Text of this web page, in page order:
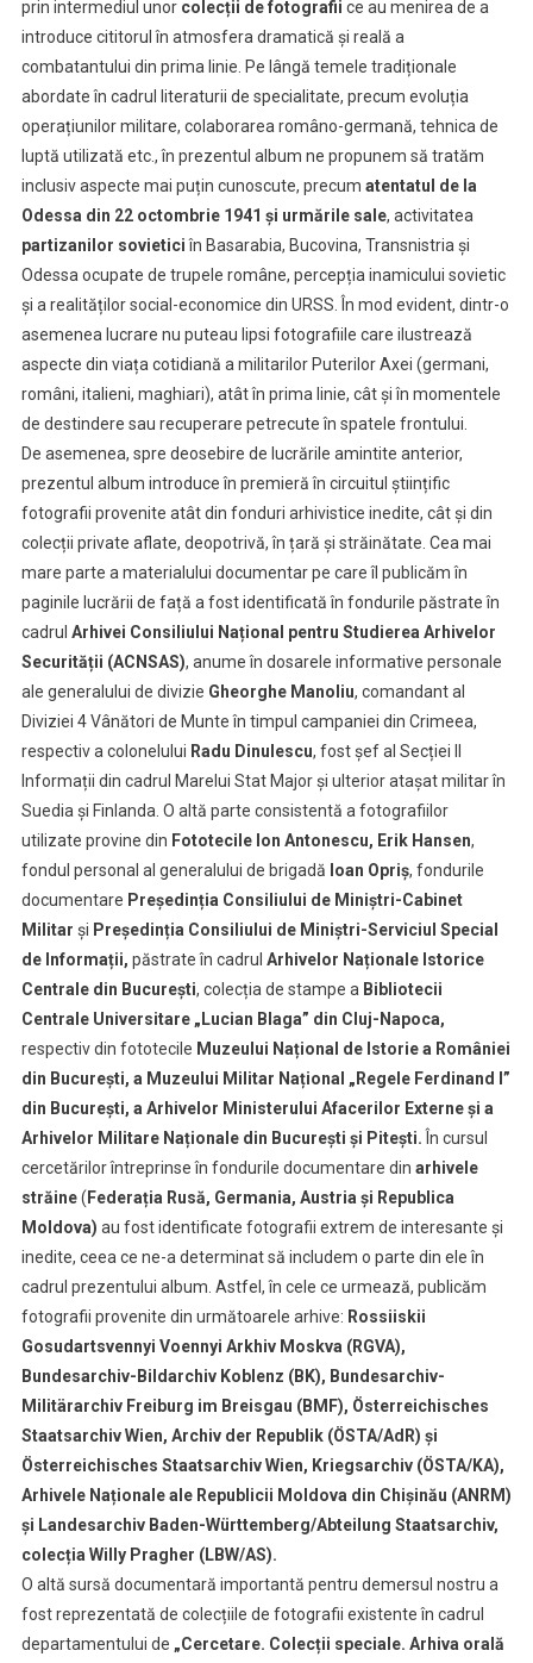
prin intermediul unorcolecții de fotografii ce au menirea de a
introduce cititorul în atmosfera dramatică și reală a
combatantului din prima linie. Pe lângă temele tradiționale
abordate în cadrul literaturii de specialitate, precum evoluția
operațiunilor militare, colaborarea româno-germană, tehnica de
luptă utilizată etc., în prezentul album ne propunem să tratăm
inclusiv aspecte mai puțin cunoscute, precum atentatul de la
Odessa din 22 octombrie 1941 și urmările sale, activitatea
partizanilor sovieticiîn Basarabia, Bucovina, Transnistria și
Odessa ocupate de trupele române, percepția inamicului sovietic
și a realităților social-economice din URSS. În mod evident, dintr-o
asemenea lucrare nu puteau lipsi fotografiile care ilustrează
aspecte din viața cotidiană a militarilor Puterilor Axei (germani,
români, italieni, maghiari), atât în prima linie, cât și în momentele
de destindere sau recuperare petrecute în spatele frontului.
De asemenea, spre deosebire de lucrările amintite anterior,
prezentul album introduce în premieră în circuitul științific
fotografii provenite atât din fonduri arhivistice inedite, cât și din
colecții private aflate, deopotrivă, în țară și străinătate. Cea mai
mare parte a materialului documentar pe care îl publicăm în
paginile lucrării de față a fost identificată în fondurile păstrate în
cadrul Arhivei Consiliului Național pentru Studierea Arhivelor
Securității (ACNSAS), anume în dosarele informative personale
ale generalului de divizie Gheorghe Manoliu, comandant al
Diviziei 4 Vânători de Munte în timpul campaniei din Crimeea,
respectiv a colonelului Radu Dinulescu, fost șef al Secției II
Informații din cadrul Marelui Stat Major și ulterior atașat militar în
Suedia și Finlanda. O altă parte consistentă a fotografiilor
utilizate provine din Fototecile Ion Antonescu, Erik Hansen,
fondul personal al generalului de brigadă Ioan Opriș, fondurile
documentare Președinția Consiliului de Miniștri-Cabinet
Militar și Președinția Consiliului de Miniștri-Serviciul Special
de Informații, păstrate în cadrul Arhivelor Naționale Istorice
Centrale din București, colecția de stampe a Bibliotecii
Centrale Universitare „Lucian Blaga” din Cluj-Napoca,
respectiv din fototecile Muzeului Național de Istorie a României
din București, a Muzeului Militar Național „Regele Ferdinand I”
din București, a Arhivelor Ministerului Afacerilor Externe și a
Arhivelor Militare Naționale din București și Pitești. În cursul
cercetărilor întreprinse în fondurile documentare din arhivele
străine( Federația Rusă, Germania, Austria și Republica
Moldova) au fost identificate fotografii extrem de interesante și
inedite, ceea ce ne-a determinat să includem o parte din ele în
cadrul prezentului album. Astfel, în cele ce urmează, publicăm
fotografii provenite din următoarele arhive: Rossiiskii
Gosudartsvennyi Voennyi Arkhiv Moskva (RGVA),
Bundesarchiv-Bildarchiv Koblenz (BK), Bundesarchiv-
Militärarchiv Freiburg im Breisgau (BMF), Österreichisches
Staatsarchiv Wien, Archiv der Republik (ÖSTA/AdR) și
Österreichisches Staatsarchiv Wien, Kriegsarchiv (ÖSTA/KA),
Arhivele Naționale ale Republicii Moldova din Chișinău (ANRM)
și Landesarchiv Baden-Württemberg/Abteilung Staatsarchiv,
colecția Willy Pragher (LBW/AS).
O altă sursă documentară importantă pentru demersul nostru a
fost reprezentată de colecțiile de fotografii existente în cadrul
departamentului de „Cercetare. Colecții speciale. Arhiva orală